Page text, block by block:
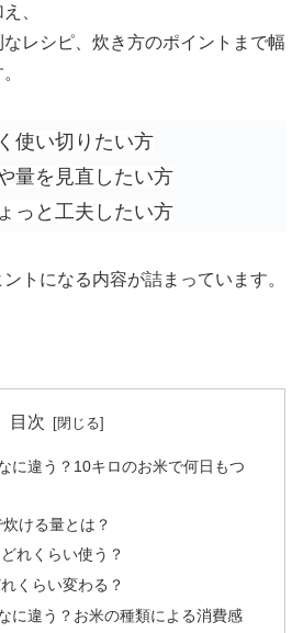
、
レシピ、炊き方のポイントまで幅
使い切りたい方
量を見直したい方
っと工夫したい方
トになる内容が詰まっています。
目次
に違う？10キロのお米で何日もつ
ける量とは？
れくらい使う？
くらい変わる？
に違う？お米の種類による消費感